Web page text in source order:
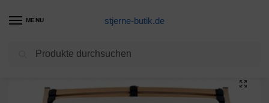
MENU stjerne-butik.de
alternative Wohnaccessoires